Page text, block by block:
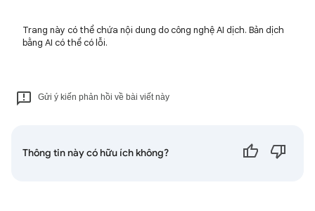
Trang này có thể chứa nội dung do công nghệ AI dịch. Bản dịch
bằng AI có thể có lỗi.
Gửi ý kiến phản hồi về bài viết này
Thông tin này có hữu ích không?